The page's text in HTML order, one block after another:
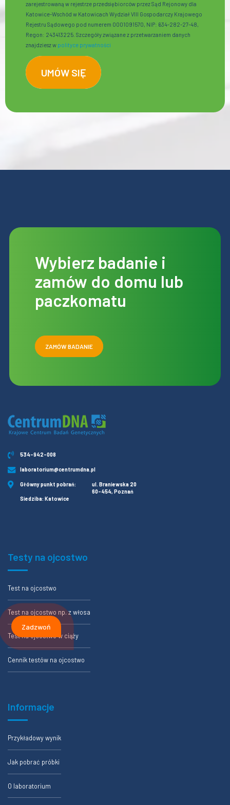
zarejestrowaną w rejestrze przedsiębiorców przez Sąd Rejonowy dla
Katowice-Wschód w Katowicach Wydział VIII Gospodarczy Krajowego
Rejestru Sądowego pod numerem 0001091570, NIP: 634-282-27-48,
Regon: 243413225. Szczegóły związane z przetwarzaniem danych
znajdziesz w polityce prywatności
Wybierz badanie i
zamów do domu lub
paczkomatu
ZAMÓW BADANIE
534-942-008
laboratorium@centrumdna.pl
Główny punkt pobrań:
ul. Braniewska 20
60-454, Poznań
Siedziba: Katowice
Testy na ojcostwo
Test na ojcostwo
Test na ojcostwo np. z włosa
Test na ojcostwo w ciąży
Cennik testów na ojcostwo
Informacje
Przykładowy wynik
Jak pobrać próbki
O laboratorium
Zadzwoń